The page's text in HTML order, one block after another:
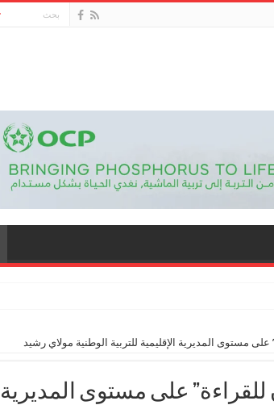
مستوى المديرية الإقليمية للتربية الوطنية مولاي رشيد
على مستوى المديرية